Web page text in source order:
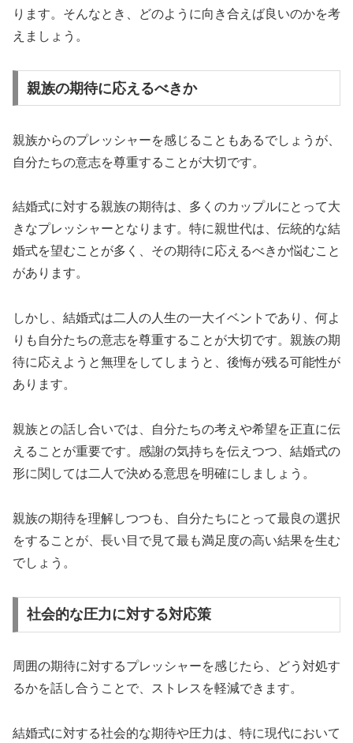
ります。そんなとき、どのように向き合えば良いのかを考
えましょう。
親族の期待に応えるべきか
親族からのプレッシャーを感じることもあるでしょうが、
自分たちの意志を尊重することが大切です。
結婚式に対する親族の期待は、多くのカップルにとって大
きなプレッシャーとなります。特に親世代は、伝統的な結
婚式を望むことが多く、その期待に応えるべきか悩むこと
があります。
しかし、結婚式は二人の人生の一大イベントであり、何よ
りも自分たちの意志を尊重することが大切です。親族の期
待に応えようと無理をしてしまうと、後悔が残る可能性が
あります。
親族との話し合いでは、自分たちの考えや希望を正直に伝
えることが重要です。感謝の気持ちを伝えつつ、結婚式の
形に関しては二人で決める意思を明確にしましょう。
親族の期待を理解しつつも、自分たちにとって最良の選択
をすることが、長い目で見て最も満足度の高い結果を生む
でしょう。
社会的な圧力に対する対応策
周囲の期待に対するプレッシャーを感じたら、どう対処す
るかを話し合うことで、ストレスを軽減できます。
結婚式に対する社会的な期待や圧力は、特に現代において